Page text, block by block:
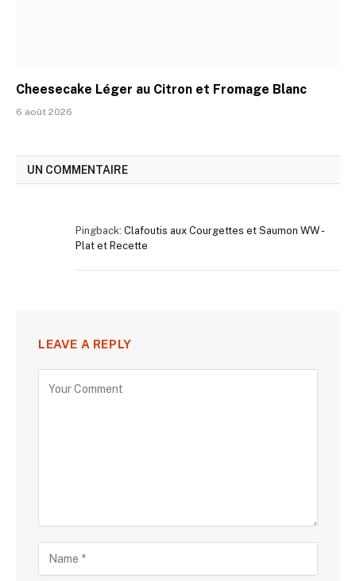
Cheesecake Léger au Citron et Fromage Blanc
6 août 2026
UN COMMENTAIRE
Pingback: Clafoutis aux Courgettes et Saumon WW -
Plat et Recette
LEAVE A REPLY